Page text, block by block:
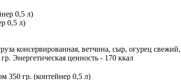
0,5 л)
консервированная, ветчина, сыр, огурец
Энергетическая ценность - 170 ккал